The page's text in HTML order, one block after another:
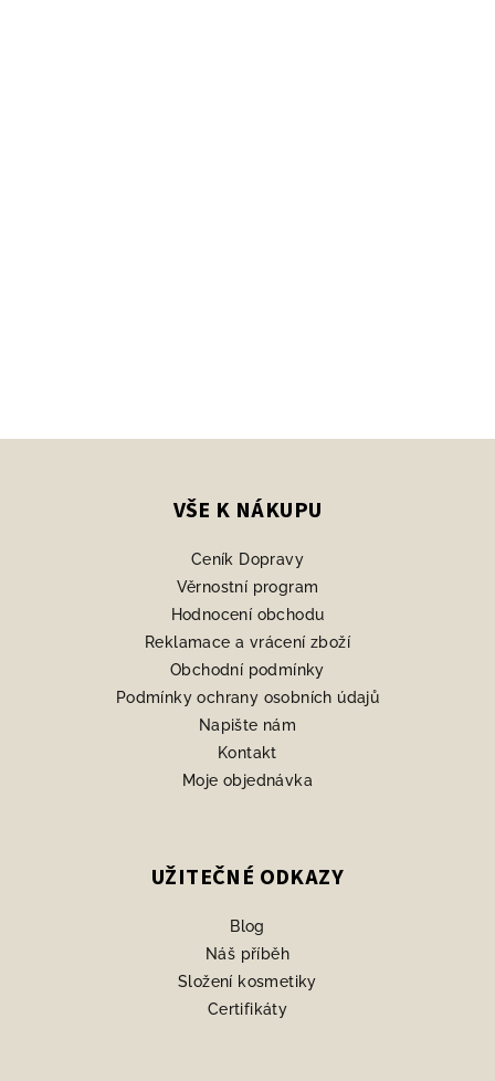
VŠE K NÁKUPU
Ceník Dopravy
Věrnostní program
Hodnocení obchodu
Reklamace a vrácení zboží
Obchodní podmínky
Podmínky ochrany osobních údajů
Napište nám
Kontakt
Moje objednávka
UŽITEČNÉ ODKAZY
Blog
Náš příběh
Složení kosmetiky
Certifikáty